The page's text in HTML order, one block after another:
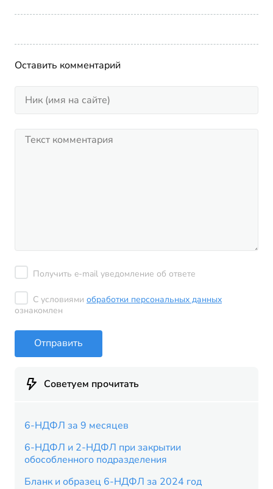
Оставить комментарий
Получить e-mail уведомление об ответе
С условиями обработки персональных данных
ознакомлен
Отправить
Советуем прочитать
6-НДФЛ за 9 месяцев
6-НДФЛ и 2-НДФЛ при закрытии
обособленного подразделения
Бланк и образец 6-НДФЛ за 2024 год